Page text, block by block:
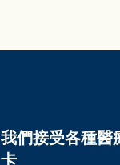
我們接受各種醫
卡